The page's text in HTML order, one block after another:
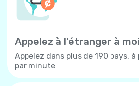
Appelez à l'étranger à
Appelez dans plus de 190 pays,
par minute.